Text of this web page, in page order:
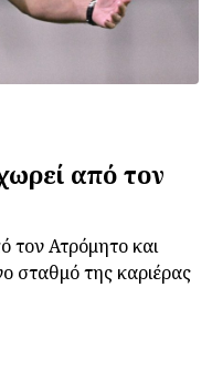
από τον
Ατρόμητο και
σταθμό της καριέρας